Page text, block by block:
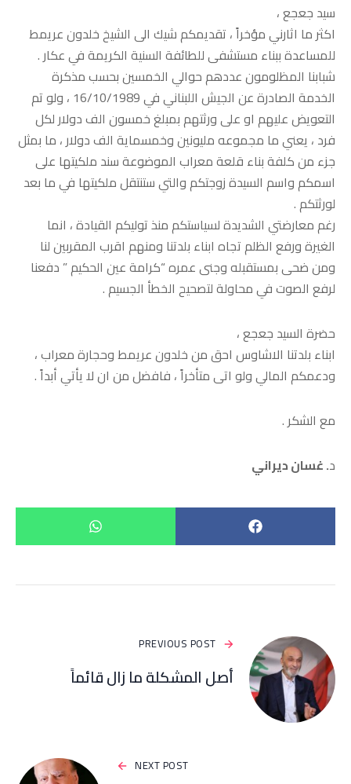
سيد جعجع ،
اكثر ما اثارني مؤخراً ، تقديمكم شيك الى الشيخ خلدون عريمط
للمساعدة ببناء مستشفى للطائفة السنية الكريمة في عكار .
شبابنا المظلومون عددهم حوالي الخمسين بحسب مذكرة
الخدمة الصادرة عن الجيش اللبناني في 16/10/1989 ، ولو تم
التعويض عليهم او على ورثتهم بمبلغ خمسون الف دولار لكل
فرد ، يعني ما مجموعه مليونين وخمسماية الف دولار ، ما بمثل
جزء من كلفة بناء قلعة معراب الموضوعة سند ملكيتها على
اسمكم واسم السيدة زوجتكم والتي ستنتقل ملكيتها في ما بعد
لورثتكم .
رغم معارضتي الشديدة لسياستكم منذ توليكم القيادة ، انما
الغيرة ورفع الظلم تجاه ابناء بلدتنا ومنهم اقرب المقربين لنا
ومن ضحى بمستقبله وجنى عمره “كرامة عين الحكيم ” دفعنا
لرفع الصوت في محاولة لتصحيح الخطأ الجسيم .
حضرة السيد جعجع ،
ابناء بلدتنا الاشاوس احق من خلدون عريمط وحجارة معراب ،
ودعمكم المالي ولو اتى متأخراً ، فافضل من ان لا يأتي أبداً .
مع الشكر .
د. غسان ديراني
PREVIOUS POST
أصل المشكلة ما زال قائماً
NEXT POST